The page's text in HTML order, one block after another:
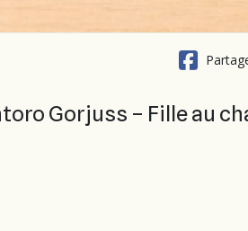
Gorjuss – Fille au